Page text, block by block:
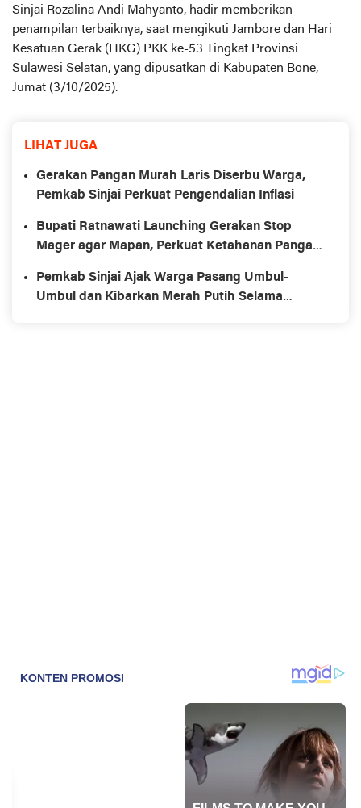
Sinjai Rozalina Andi Mahyanto, hadir memberikan
penampilan terbaiknya, saat mengikuti Jambore dan Hari
Kesatuan Gerak (HKG) PKK ke-53 Tingkat Provinsi
Sulawesi Selatan, yang dipusatkan di Kabupaten Bone,
Jumat (3/10/2025).
LIHAT JUGA
Gerakan Pangan Murah Laris Diserbu Warga,
Pemkab Sinjai Perkuat Pengendalian Inflasi
Bupati Ratnawati Launching Gerakan Stop
Mager agar Mapan, Perkuat Ketahanan Pangan
Pemkab Sinjai Ajak Warga Pasang Umbul-
Umbul dan Kibarkan Merah Putih Selama